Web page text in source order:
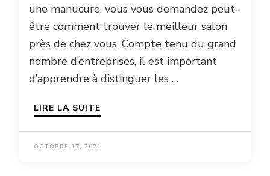
une manucure, vous vous demandez peut-
être comment trouver le meilleur salon
près de chez vous. Compte tenu du grand
nombre d’entreprises, il est important
d’apprendre à distinguer les …
LIRE LA SUITE
OCTOBRE 17, 2021